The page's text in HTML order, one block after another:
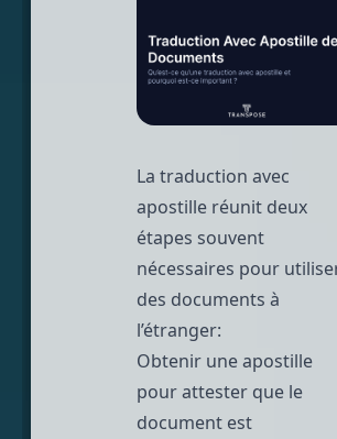
La traduction avec
apostille réunit deux
étapes souvent
nécessaires pour
des documents à
l’étranger:
Obtenir une apostille
pour attester que le
document est